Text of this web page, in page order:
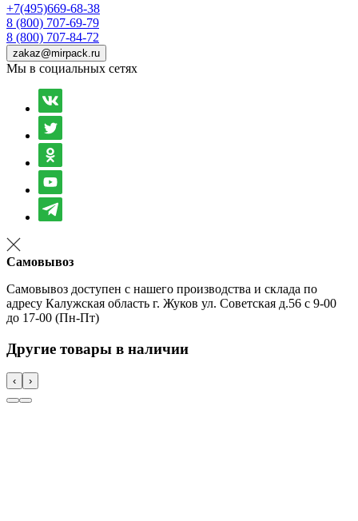
+7(495)669-68-38
8 (800) 707-69-79
8 (800) 707-84-72
zakaz@mirpack.ru
Мы в социальных сетях
Самовывоз
Самовывоз доступен с нашего производства и склада по
адресу Калужская область г. Жуков ул. Советская д.56 с 9-00
до 17-00 (Пн-Пт)
Другие товары в наличии
‹ ›